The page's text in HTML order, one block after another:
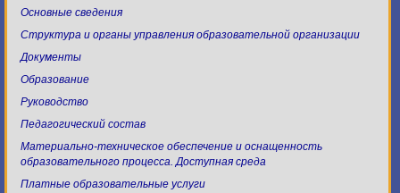
Основные сведения
Структура и органы управления образовательной организации
Документы
Образование
Руководство
Педагогический состав
Материально-техническое обеспечение и оснащенность
образовательного процесса. Доступная среда
Платные образовательные услуги